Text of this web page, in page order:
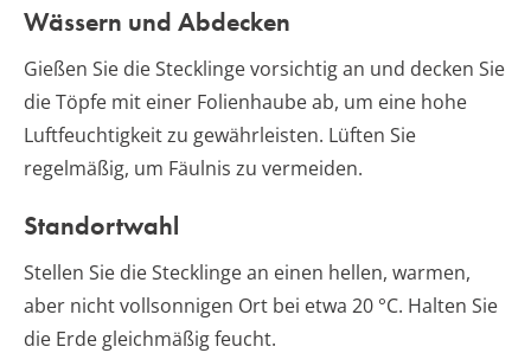
Wässern und Abdecken
Gießen Sie die Stecklinge vorsichtig an und decken Sie
die Töpfe mit einer Folienhaube ab, um eine hohe
Luftfeuchtigkeit zu gewährleisten. Lüften Sie
regelmäßig, um Fäulnis zu vermeiden.
Standortwahl
Stellen Sie die Stecklinge an einen hellen, warmen,
aber nicht vollsonnigen Ort bei etwa 20 °C. Halten Sie
die Erde gleichmäßig feucht.